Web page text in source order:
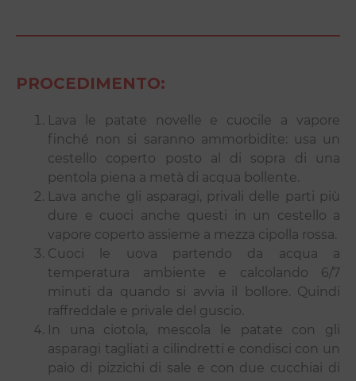
PROCEDIMENTO:
Lava le patate novelle e cuocile a vapore
finché non si saranno ammorbidite: usa un
cestello coperto posto al di sopra di una
pentola piena a metà di acqua bollente.
Lava anche gli asparagi, privali delle parti più
dure e cuoci anche questi in un cestello a
vapore coperto assieme a mezza cipolla rossa.
Cuoci le uova partendo da acqua a
temperatura ambiente e calcolando 6/7
minuti da quando si avvia il bollore. Quindi
raffreddale e privale del guscio.
In una ciotola, mescola le patate con gli
asparagi tagliati a cilindretti e condisci con un
paio di pizzichi di sale e con due cucchiai di